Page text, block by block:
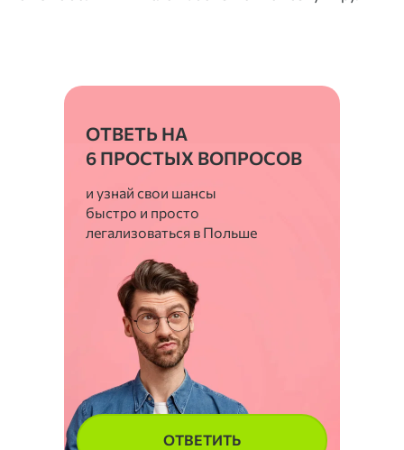
ОТВЕТЬ НА
6 ПРОСТЫХ ВОПРОСОВ
и узнай свои шансы
быстро и просто
легализоваться в Польше
ОТВЕТИТЬ